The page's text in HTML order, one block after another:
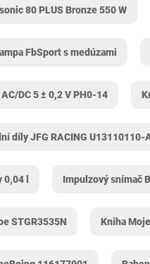
80 PLUS Bronze 550 W
FbSport s medúzami
DC 5 ± 0,2 V PH0-14
díly JFG RACING U13110110-
l Impulzový snímač
STGR3535N Kniha